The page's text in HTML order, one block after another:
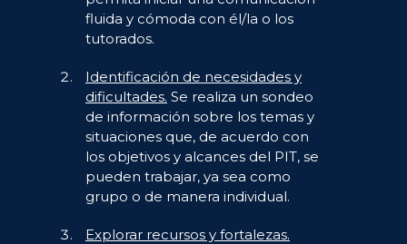
fluida y cómoda con él/la o los
tutorados.
Identificación de necesidades y
dificultades. Se realiza un sondeo
de información sobre los temas y
situaciones que, de acuerdo con
los objetivos y alcances del PIT, se
pueden trabajar, ya sea como
grupo o de manera individual.
Explorar recursos y fortalezas.